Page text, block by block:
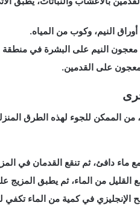
النيم، وكوب من المياه.
معجون النيم على البشرة في منطقة
على القدمين.
من الممكن للجوء لهذه الطرق
ماء دافئ، ثم تنقع القدمان في
القليل من الماء، ثم يطبق
الإنجليزي في كمية من الماء